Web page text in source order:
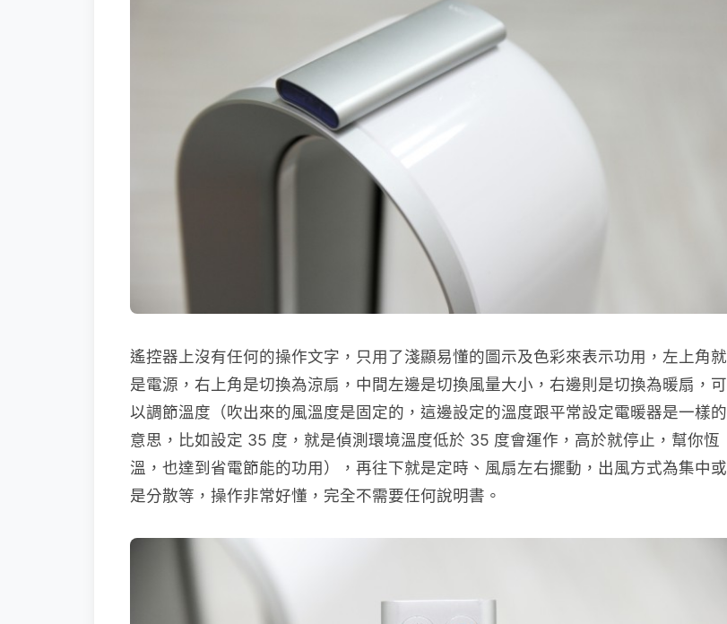
遙控器上沒有任何的操作文字，只用了淺顯易懂的圖示及色彩來表示功用，左上角就
是電源，右上角是切換為涼扇，中間左邊是切換風量大小，右邊則是切換為暖扇，可
以調節溫度（吹出來的風溫度是固定的，這邊設定的溫度跟平常設定電暖器是一樣的
意思，比如設定 35 度，就是偵測環境溫度低於 35 度會運作，高於就停止，幫你恆
溫，也達到省電節能的功用），再往下就是定時、風扇左右擺動，出風方式為集中或
是分散等，操作非常好懂，完全不需要任何說明書。